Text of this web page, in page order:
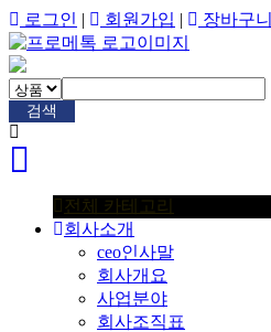
로그인 | 회원가입 | 장바구니
검색
전체 카테고리
회사소개
ceo인사말
회사개요
사업분야
회사조직표